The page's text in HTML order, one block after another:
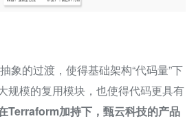
象的过渡，使得基础架构“代码量”下
规模的复用模块，也使得代码更具有
Terraform加持下，甄云科技的产品